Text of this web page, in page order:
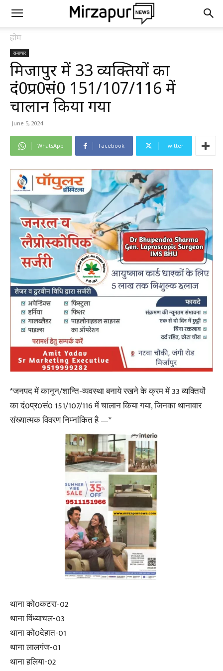
होम
समाचार
मिर्जापुर में 33 व्यक्तियों का
दं0प्र0सं0 151/107/116 में
चालान किया गया
June 5, 2024
WhatsApp Facebook Twitter
*जनपद में कानून/शान्ति-व्यवस्था बनाये रखने के क्रम में 33 व्यक्तियों
का दं0प्र0सं0 151/107/116 में चालान किया गया, जिनका थानावार
संख्यात्मक विवरण निम्नांकित है —*
थाना को0कटरा-02
थाना विंध्याचल-03
थाना को0देहात-01
थाना लालगंज-01
थाना हलिया-02